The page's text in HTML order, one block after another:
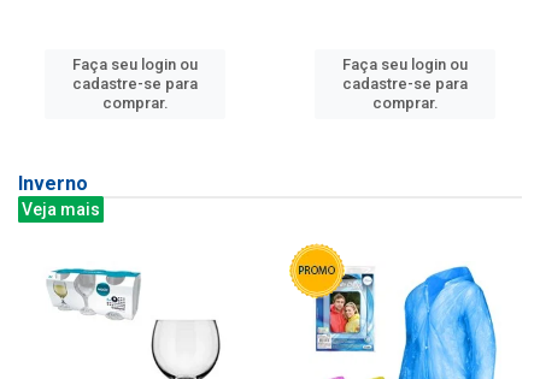
Faça seu login ou
cadastre-se para
comprar.
Faça seu login ou
cadastre-se para
comprar.
Inverno
Veja mais